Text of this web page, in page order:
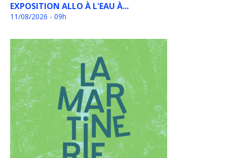
EXPOSITION ALLO À L'EAU À...
11/08/2026 - 09h